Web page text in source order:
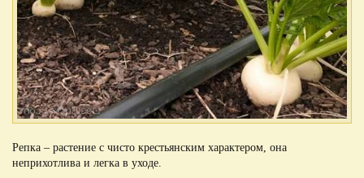
Репка – растение с чисто крестьянским характером, она
неприхотлива и легка в уходе.